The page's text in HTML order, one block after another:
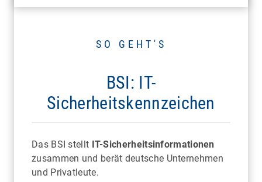
BSI: IT-
Sicherheitskennzeichen
SO GEHT'S
Das BSI stellt IT-Sicherheitsinformationen
zusammen und berät deutsche Unternehmen
und Privatleute.